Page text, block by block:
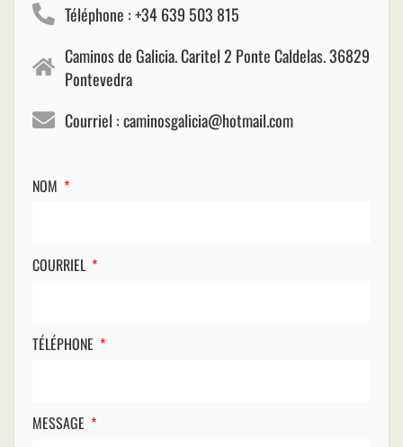
Téléphone : +34 639 503 815
Caminos de Galicia. Caritel 2 Ponte Caldelas. 36829
Pontevedra
Courriel : caminosgalicia@hotmail.com
NOM
COURRIEL
TÉLÉPHONE
MESSAGE